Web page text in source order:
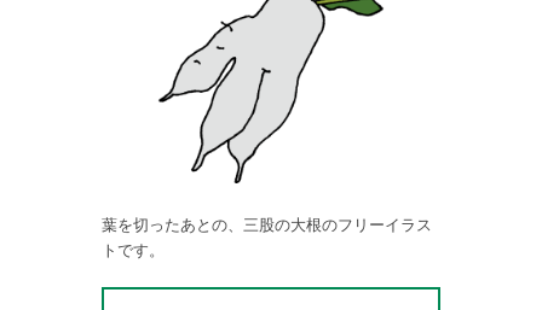
葉を切ったあとの、三股の大根のフリーイラス
トです。